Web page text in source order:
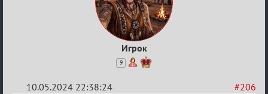
Игрок
9
#206
10.05.2024 22:38:24